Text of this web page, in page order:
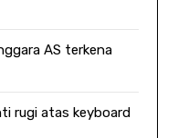
AS terkena
rugi atas keyboard